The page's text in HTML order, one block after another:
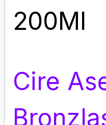
200Ml
Cire